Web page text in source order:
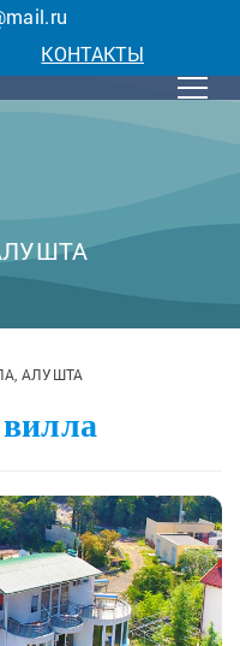
КОНТАКТЫ
АЛУШТА